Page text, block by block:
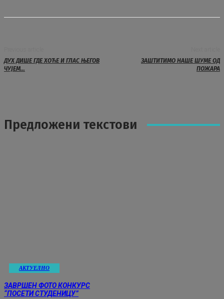
ДУХ ДИШЕ ГДЕ ХОЋЕ И ГЛАС ЊЕГОВ
ЧУЈЕМ…
ЗАШТИТИМО НАШЕ ШУМЕ ОД
ПОЖАРА
Предложени текстови
АКТУЕЛНО
ЗАВРШЕН ФОТО КОНКУРС
“ПОСЕТИ СТУДЕНИЦУ”